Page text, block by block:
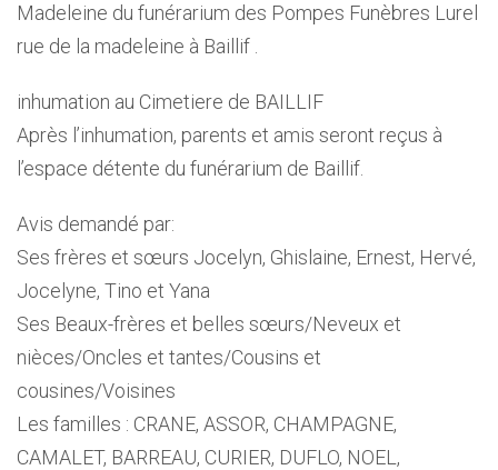
Madeleine du funérarium des Pompes Funèbres Lurel
rue de la madeleine à Baillif .
inhumation au Cimetiere de BAILLIF
Après l’inhumation, parents et amis seront reçus à
l’espace détente du funérarium de Baillif.
Avis demandé par:
Ses frères et sœurs Jocelyn, Ghislaine, Ernest, Hervé,
Jocelyne, Tino et Yana
Ses Beaux-frères et belles sœurs/Neveux et
nièces/Oncles et tantes/Cousins et
cousines/Voisines
Les familles : CRANE, ASSOR, CHAMPAGNE,
CAMALET, BARREAU, CURIER, DUFLO, NOEL,